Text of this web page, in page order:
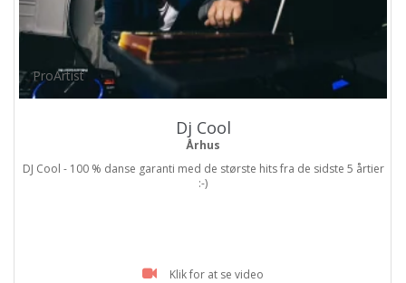
ProArtist
Dj Cool
Århus
DJ Cool - 100 % danse garanti med de største hits fra de sidste 5 årtier
:-)
Klik for at se video